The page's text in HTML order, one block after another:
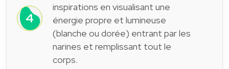
inspirations en visualisant une
énergie propre et lumineuse
(blanche ou dorée) entrant par les
narines et remplissant tout le
corps.